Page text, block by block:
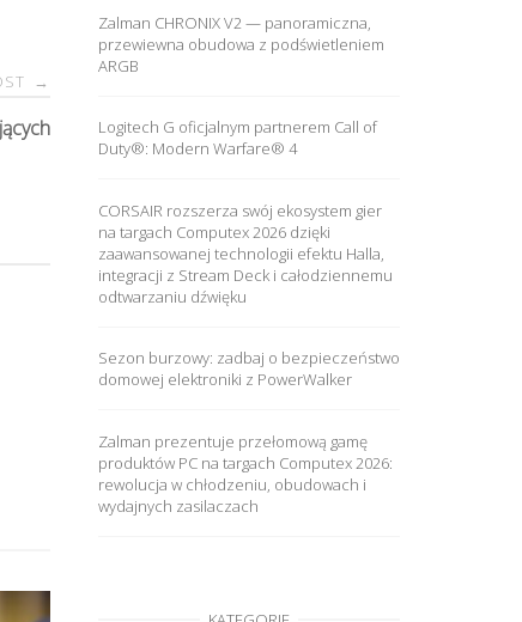
→
Zalman CHRONIX V2 — panoramiczna,
przewiewna obudowa z podświetleniem
ARGB
Logitech G oficjalnym partnerem Call of
Duty®: Modern Warfare® 4
CORSAIR rozszerza swój ekosystem gier
na targach Computex 2026 dzięki
zaawansowanej technologii efektu Halla,
integracji z Stream Deck i całodziennemu
odtwarzaniu dźwięku
Sezon burzowy: zadbaj o bezpieczeństwo
domowej elektroniki z PowerWalker
Zalman prezentuje przełomową gamę
produktów PC na targach Computex 2026:
rewolucja w chłodzeniu, obudowach i
wydajnych zasilaczach